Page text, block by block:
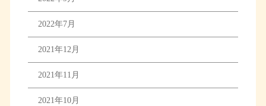
2022年7月
2021年12月
2021年11月
2021年10月